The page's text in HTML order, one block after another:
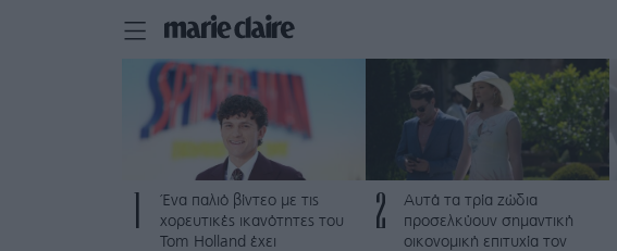
Ένα παλιό βίντεο με τις
χορευτικές ικανότητες του
Tom Holland έχει
2
Αυτά τα τρία ζώδια
προσελκύουν σημαντική
οικονομική επιτυχία τον